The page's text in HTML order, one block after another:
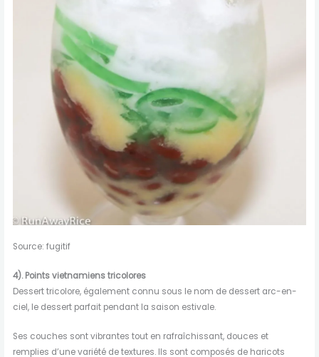
Source: fugitif
4). Points vietnamiens tricolores
Dessert tricolore, également connu sous le nom de dessert arc-en-
ciel, le dessert parfait pendant la saison estivale.
Ses couches sont vibrantes tout en rafraîchissant, douces et
remplies d’une variété de textures. Ils sont composés de haricots